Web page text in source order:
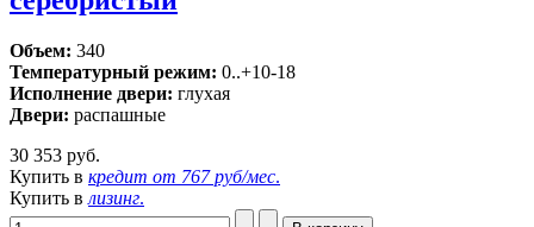
Объем: 340
Температурный режим: 0..+10-18
Исполнение двери: глухая
Двери: распашные
30 353 руб.
Купить в кредит от 767 руб/мес.
Купить в лизинг.